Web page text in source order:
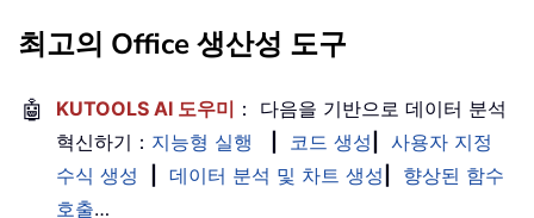
최고의 Office 생산성 도구
🤖 KUTOOLS AI 도우미 ： 다음을 기반으로 데이터 분석
혁신하기： 지능형 실행 코드 생성
사용자 지정
수식 생성
데이터 분석 및 차트 생성
향상된 함수
호출…